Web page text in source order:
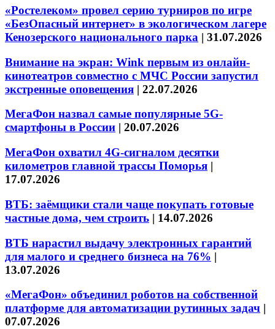
«Ростелеком» провел серию турниров по игре
«БезОпасный интернет» в экологическом лагере
Кенозерского национального парка | 31.07.2026
Внимание на экран: Wink первым из онлайн-
кинотеатров совместно с МЧС России запустил
экстренные оповещения | 22.07.2026
МегаФон назвал самые популярные 5G-
смартфоны в России | 20.07.2026
МегаФон охватил 4G-сигналом десятки
километров главной трассы Поморья |
17.07.2026
ВТБ: заёмщики стали чаще покупать готовые
частные дома, чем строить | 14.07.2026
ВТБ нарастил выдачу электронных гарантий
для малого и среднего бизнеса на 76% |
13.07.2026
«МегаФон» объединил роботов на собственной
платформе для автоматизации рутинных задач |
07.07.2026